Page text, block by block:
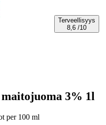
Terveellisyys
8,6 /10
3% 1l
per 100 ml